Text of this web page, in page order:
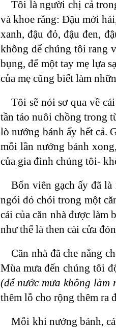
Tôi là người chị cả
và khoe rằng: Đậu mới
xanh, đậu đỏ, đậu đen,
không để chúng tôi rang
bụng, để một tay mẹ lựa
của mẹ cũng biết làm
Tôi sẽ nói sơ qua về
tần tảo nuôi chồng trong
lò nướng bánh ấy hết cả.
mỗi lần nướng bánh
của gia đình chúng tôi-
Bốn viên gạch ấy đã
ngói đỏ chói trong một
cái của căn nhà được làm
như thể là then cài cửa
Căn nhà đã che nắng
Mùa mưa đến chúng tôi
(để nước mưa không làm
thêm lỗ cho rộng thêm ra
Mỗi khi nướng bánh,